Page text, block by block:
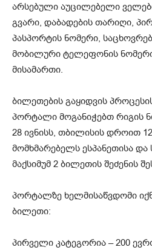
არსებული აუცილებელი
გვარი, დაბადების თარიღი,
პასპორტის ნომერი,
მობილური ტელეფონის
მისამართი.
ბილეთების გაყიდვის
პორტალი მოგანიჭებთ რიგის
28 ივნისს, თბილისის დროით
მომხმარებელს ესპანეთისა
მაქსიმუმ 2 ბილეთის შეძენის
პორტალზე ხელმისაწვდომი
ბილეთი:
პირველი კატეგორია – 200